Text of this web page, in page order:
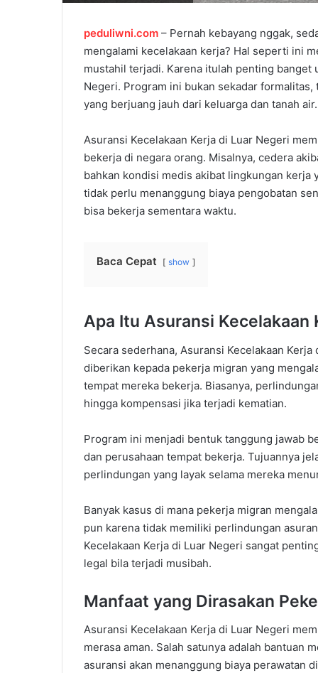
peduliwni.com – Pernah kebayang nggak,
mengalami kecelakaan kerja? Hal seperti ini
mustahil terjadi. Karena itulah penting banget
Negeri. Program ini bukan sekadar
yang berjuang jauh dari keluarga dan tanah air.
Asuransi Kecelakaan Kerja di Luar Negeri
bekerja di negara orang. Misalnya, cedera
bahkan kondisi medis akibat lingkungan kerja
tidak perlu menanggung biaya pengobatan
bisa bekerja sementara waktu.
Baca Cepat show
Apa Itu Asuransi Kecelakaan
Secara sederhana, Asuransi Kecelakaan
diberikan kepada pekerja migran yang
tempat mereka bekerja. Biasanya,
hingga kompensasi jika terjadi kematian.
Program ini menjadi bentuk tanggung jawab
dan perusahaan tempat bekerja. Tujuannya
perlindungan yang layak selama mereka
Banyak kasus di mana pekerja migran
pun karena tidak memiliki perlindungan
Kecelakaan Kerja di Luar Negeri sangat
legal bila terjadi musibah.
Manfaat yang Dirasakan
Asuransi Kecelakaan Kerja di Luar Negeri
merasa aman. Salah satunya adalah bantuan
asuransi akan menanggung biaya perawatan